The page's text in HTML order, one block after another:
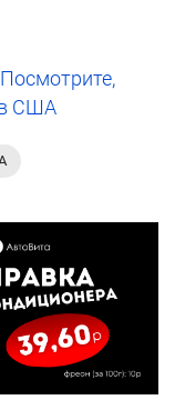
в США